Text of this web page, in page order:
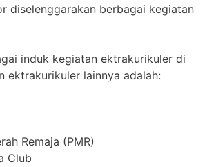
diselenggarakan berbagai kegiatan
induk kegiatan ektrakurikuler di
ektrakurikuler lainnya adalah:
Remaja (PMR)
Club